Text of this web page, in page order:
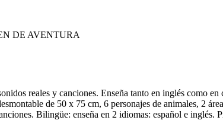
DE AVENTURA
reales y canciones. Enseña tanto en inglés como
de 50 x 75 cm, 6 personajes de animales, 2
Bilingüe: enseña en 2 idiomas: español e inglés.